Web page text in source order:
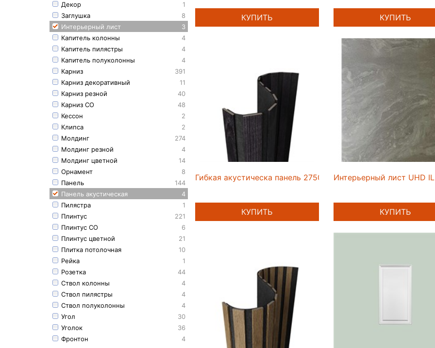
Декор
1
Заглушка
8
Интерьерный лист
3
Капитель колонны
4
Капитель пилястры
4
Капитель полуколонны
4
Карниз
391
Карниз декоративный
11
Карниз резной
40
Карниз СО
48
Кессон
2
Клипса
2
Молдинг
274
Молдинг резной
4
Молдинг цветной
14
Орнамент
8
Панель
144
Панель акустическая
4
Пилястра
1
Плинтус
221
Плинтус СО
6
Плинтус цветной
21
Плитка потолочная
10
Рейка
1
Розетка
44
Ствол колонны
4
Ствол пилястры
4
Ствол полуколонны
4
Угол
30
Уголок
36
Фронтон
4
КУПИТЬ КУПИТЬ
Гибкая акустическа панель 2750*600*9мм(40) Ясень
КУПИТЬ
Интерьерный лист UHD
КУПИТЬ